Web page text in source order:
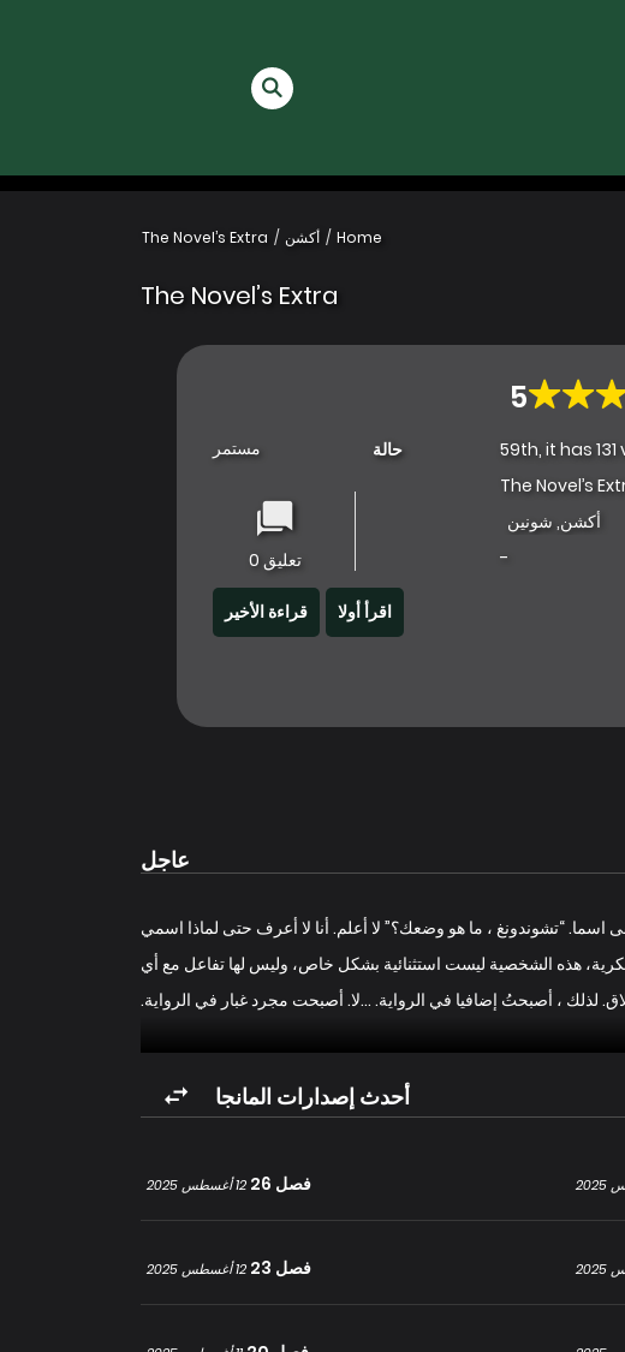
Home أكشن The Novel’s Extra
The Novel’s Extra
5
59th, it has 131
The Novel’s
أكشن, شونين
-
حالة مستمر
تعليق 0
اقرأ أولا قراءة الأخير
عاجل
اسما. “تشوندونغ ، ما هو وضعك؟” لا أعلم. أنا لا أعرف حتى لماذا اسمي
هذه الشخصية ليست استثنائية بشكل خاص، وليس لها تفاعل مع أي
لذلك ، أصبحتُ إضافيا في الرواية. …لا. أصبحت مجرد غبار في الرواية.
أحدث إصدارات المانجا
فصل 26 12 أغسطس 2025
فصل 23 12 أغسطس 2025